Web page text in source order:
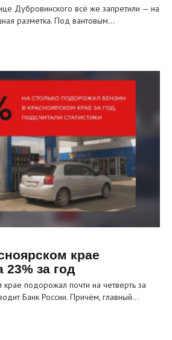
Дубровинского всё же запретили — на
разметка. Под вантовым…
крае
за год
подорожал почти на четверть за
Банк России. Причём, главный…